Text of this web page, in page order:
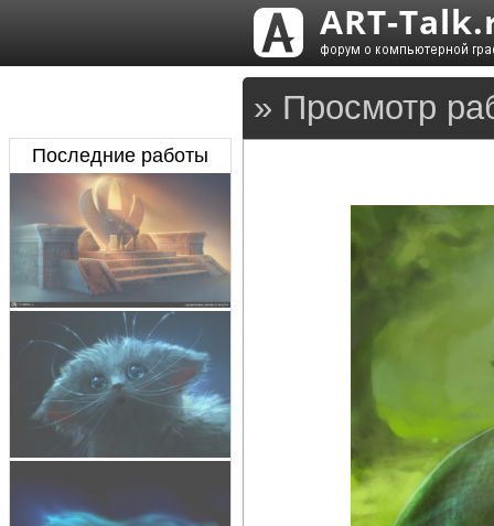
» Просмотр
Последние работы